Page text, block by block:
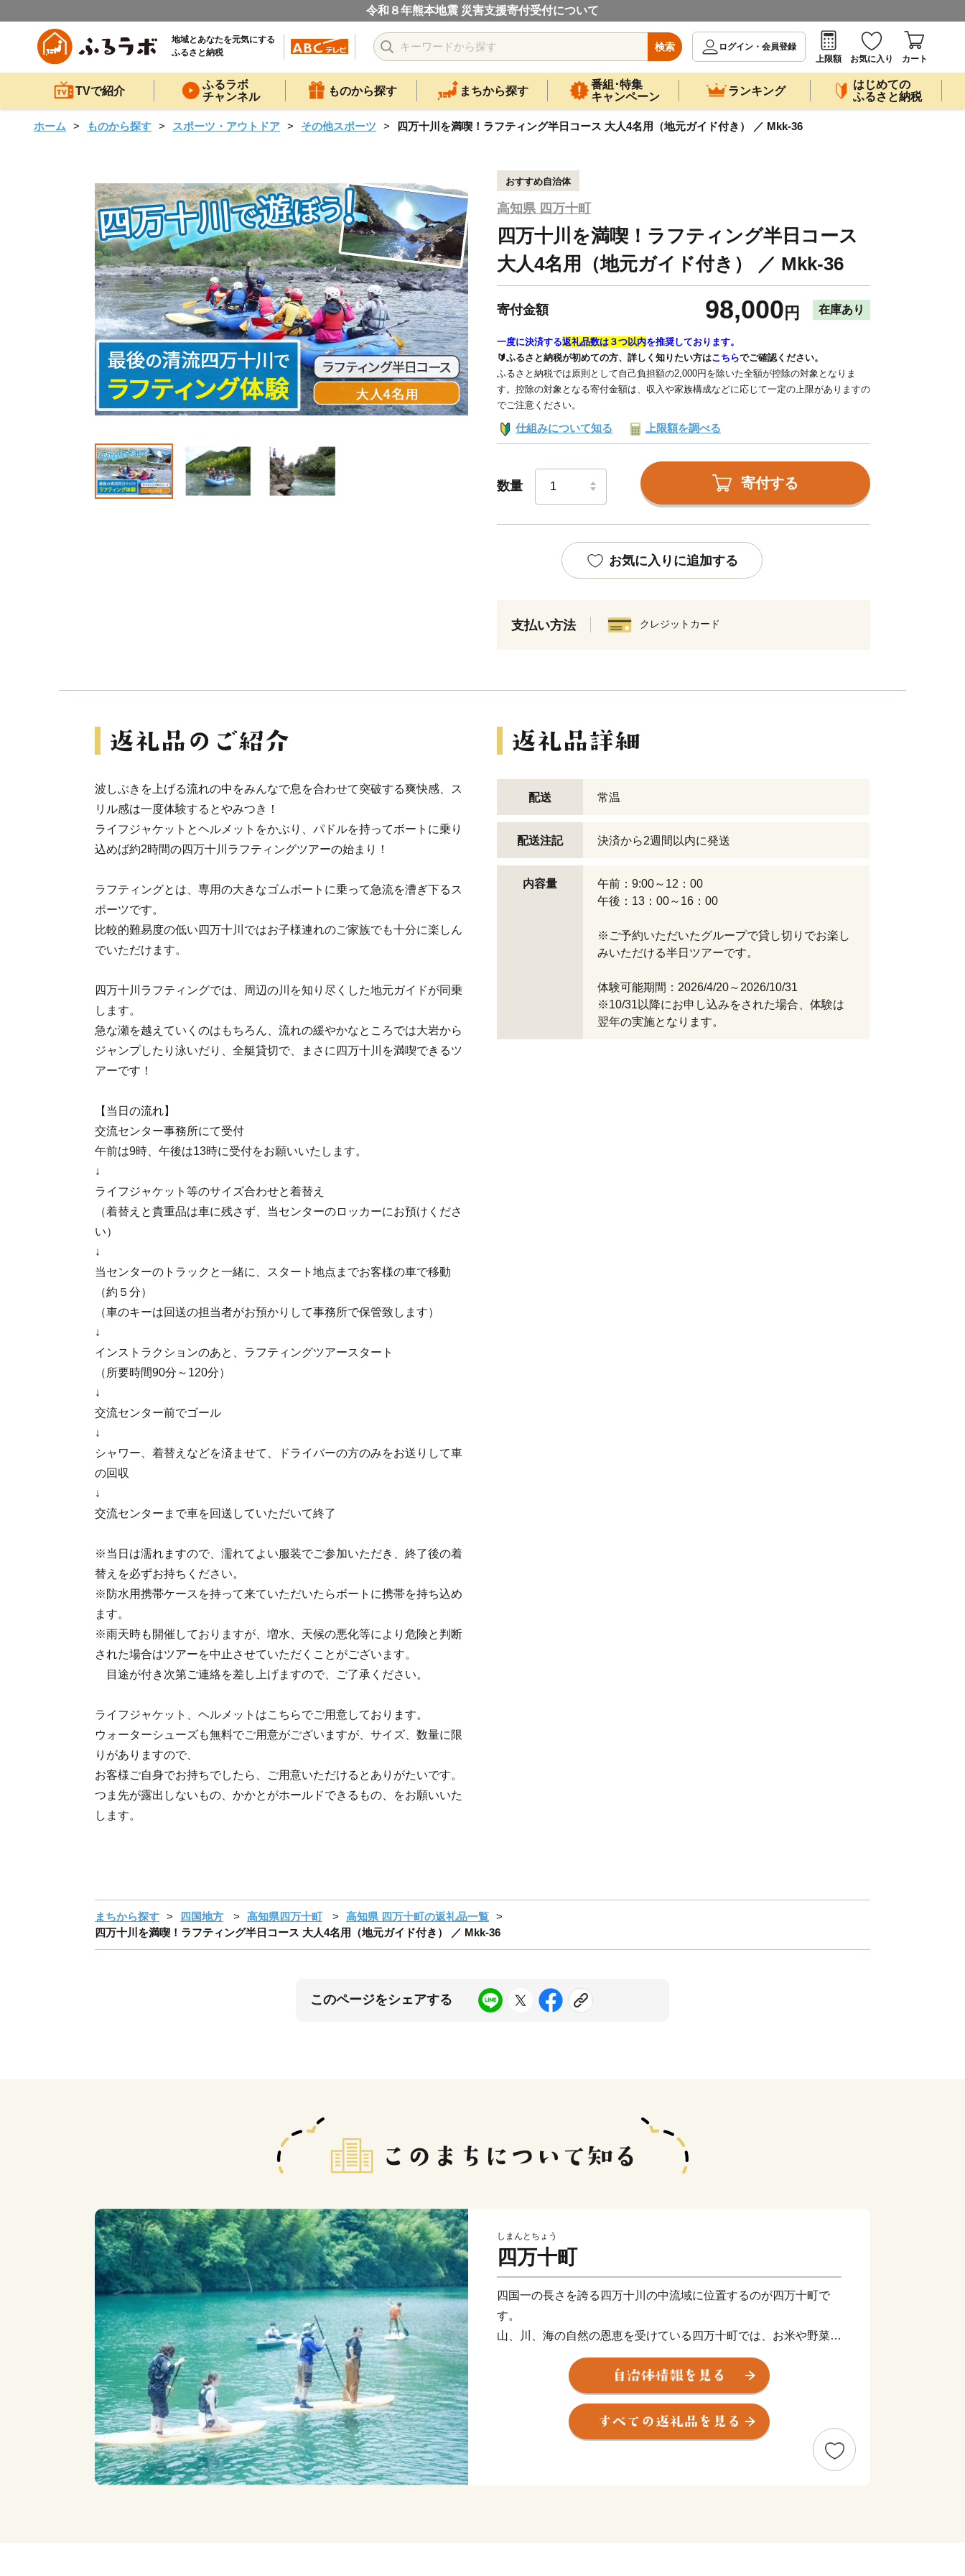
令和８年熊本地震 災害支援寄付受付について
地域とあなたを元気にする
ふるさと納税
検索
ログイン・会員登録
上限額
お気に入り カート
TVで紹介
ふるラボ
チャンネル
ものから探す まちから探す
番組･特集
キャンペーン
ランキング
はじめての
ふるさと納税
ホーム ものから探す スポーツ・アウトドア その他スポーツ 四万十川を満喫！ラフティング半日コース 大人4名用（地元ガイド付き） ／ Mkk-36
おすすめ自治体
高知県 四万十町
四万十川を満喫！ラフティング半日コース
大人4名用（地元ガイド付き） ／ Mkk-36
寄付金額 98,000 円 在庫あり
一度に決済する返礼品数は３つ以内を推奨しております。
🔰ふるさと納税が初めての方、詳しく知りたい方はこちらでご確認ください。
ふるさと納税では原則として自己負担額の2,000円を除いた全額が控除の対象となりま
す。控除の対象となる寄付金額は、収入や家族構成などに応じて一定の上限がありますの
でご注意ください。
仕組みについて知る 上限額を調べる
数量 寄付する
お気に入りに追加する
支払い方法 クレジットカード
波しぶきを上げる流れの中をみんなで息を合わせて突破する爽快感、ス
リル感は一度体験するとやみつき！
ライフジャケットとヘルメットをかぶり、パドルを持ってボートに乗り
込めば約2時間の四万十川ラフティングツアーの始まり！
ラフティングとは、専用の大きなゴムボートに乗って急流を漕ぎ下るス
ポーツです。
比較的難易度の低い四万十川ではお子様連れのご家族でも十分に楽しん
でいただけます。
四万十川ラフティングでは、周辺の川を知り尽くした地元ガイドが同乗
します。
急な瀬を越えていくのはもちろん、流れの緩やかなところでは大岩から
ジャンプしたり泳いだり、全艇貸切で、まさに四万十川を満喫できるツ
アーです！
【当日の流れ】
交流センター事務所にて受付
午前は9時、午後は13時に受付をお願いいたします。
↓
ライフジャケット等のサイズ合わせと着替え
（着替えと貴重品は車に残さず、当センターのロッカーにお預けくださ
い）
↓
当センターのトラックと一緒に、スタート地点までお客様の車で移動
（約５分）
（車のキーは回送の担当者がお預かりして事務所で保管致します）
↓
インストラクションのあと、ラフティングツアースタート
（所要時間90分～120分）
↓
交流センター前でゴール
↓
シャワー、着替えなどを済ませて、ドライバーの方のみをお送りして車
の回収
↓
交流センターまで車を回送していただいて終了
※当日は濡れますので、濡れてよい服装でご参加いただき、終了後の着
替えを必ずお持ちください。
※防水用携帯ケースを持って来ていただいたらボートに携帯を持ち込め
ます。
※雨天時も開催しておりますが、増水、天候の悪化等により危険と判断
された場合はツアーを中止させていただくことがございます。
目途が付き次第ご連絡を差し上げますので、ご了承ください。
ライフジャケット、ヘルメットはこちらでご用意しております。
ウォーターシューズも無料でご用意がございますが、サイズ、数量に限
りがありますので、
お客様ご自身でお持ちでしたら、ご用意いただけるとありがたいです。
つま先が露出しないもの、かかとがホールドできるもの、をお願いいた
します。
配送 常温
配送注記 決済から2週間以内に発送
内容量
午前：9:00～12：00
午後：13：00～16：00
※ご予約いただいたグループで貸し切りでお楽し
みいただける半日ツアーです。
体験可能期間：2026/4/20～2026/10/31
※10/31以降にお申し込みをされた場合、体験は
翌年の実施となります。
まちから探す 四国地方 高知県四万十町
高知県 四万十町の返礼品一覧
四万十川を満喫！ラフティング半日コース 大人4名用（地元ガイド付き） ／ Mkk-36
このページをシェアする
しまんとちょう
四万十町
四国一の長さを誇る四万十川の中流域に位置するのが四万十町で
す。
山、川、海の自然の恩恵を受けている四万十町では、お米や野菜、
うなぎや四万十ポークなど、多くの特産品があります。